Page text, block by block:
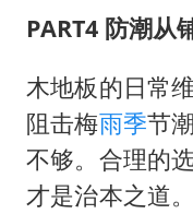
PART4 防潮从
木地板的日常
阻击梅雨季节
不够。合理的
才是治本之道